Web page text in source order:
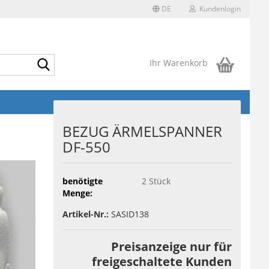
DE Kundenlogin
Ihr Warenkorb
BEZUG ÄRMELSPANNER
DF-550
benötigte
Menge:
2 Stück
Artikel-Nr.: SASID138
Preisanzeige nur für
freigeschaltete Kunden